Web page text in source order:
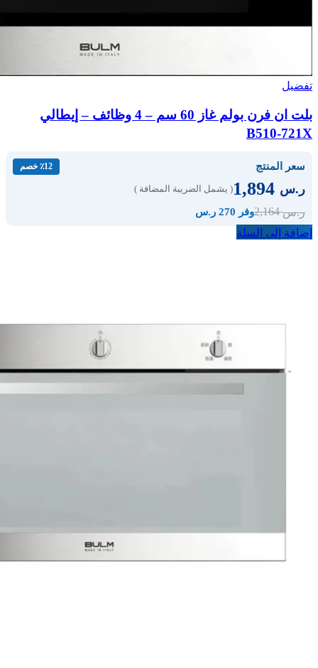
تفضيل
بلت ان فرن بولم غاز 60 سم – 4 وظائف – إيطالي
B510-721X
سعر المنتج ٪12 خصم
ر.س ( يشمل الضريبة المضافة )
ر.س2,164 وفر 270 ر.س
إضافة إلى السلة